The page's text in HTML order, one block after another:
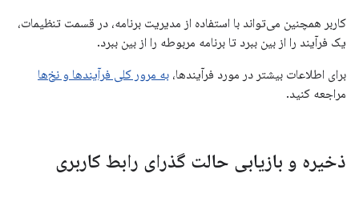
کاربر همچنین می‌تواند با استفاده از مدیریت برنامه، در قسمت تنظیمات،
یک فرآیند را از بین ببرد تا برنامه مربوطه را از بین ببرد.
برای اطلاعات بیشتر در مورد فرآیندها، به مرور کلی فرآیندها و نخ‌ها
مراجعه کنید.
ذخیره و بازیابی حالت گذرای رابط کاربری